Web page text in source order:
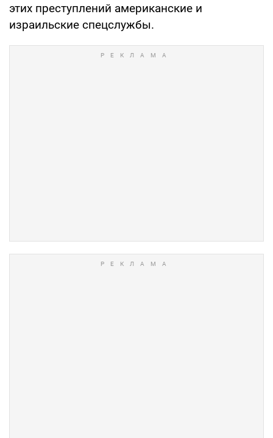
этих преступлений американские и
израильские спецслужбы.